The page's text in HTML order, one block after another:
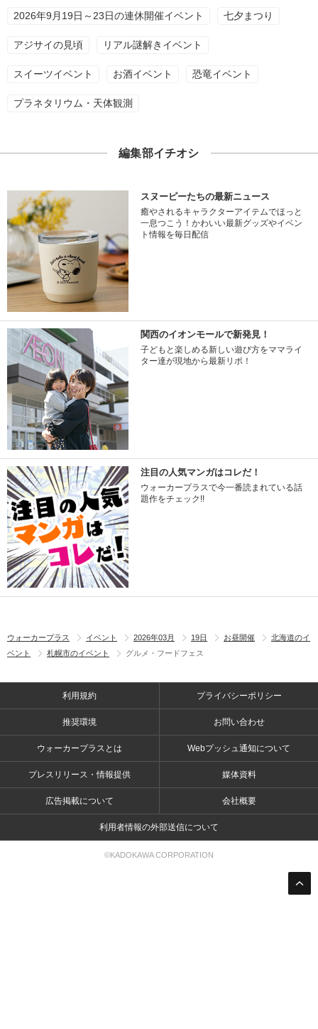
2026年9月19日～23日の連休開催イベント 七夕まつり
アジサイの見頃 リアル謎解きイベント
スイーツイベント お酒イベント 恐竜イベント
プラネタリウム・天体観測
編集部イチオシ
スヌーピーたちの最新ニュース
癒やされるキャラクターアイテムでほっと
一息つこう！かわいい最新グッズやイベン
ト情報を毎日配信
関西のイオンモールで新発見！
子どもと楽しめる新しい遊び方をママライ
ター達が現地から最新リポ！
注目の人気マンガはコレだ！
ウォーカープラスで今一番読まれている話
題作をチェック!!
ウォーカープラス イベント 2026年03月 19日 お昼開催
北海道のイ
ベント
札幌市のイベント グルメ・フードフェス
利用規約 プライバシーポリシー
推奨環境 お問い合わせ
ウォーカープラスとは Webプッシュ通知について
プレスリリース・情報提供 媒体資料
広告掲載について 会社概要
利用者情報の外部送信について
©KADOKAWA CORPORATION